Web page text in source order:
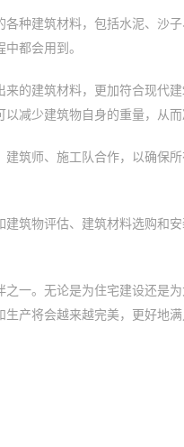
种建筑材料，包括水泥、沙
都会用到。
的建筑材料，更加符合现代
减少建筑物自身的重量，从而
筑师、施工队合作，以确保
筑物评估、建筑材料选购和
一。无论是为住宅建设还是
产将会越来越完美，更好地满